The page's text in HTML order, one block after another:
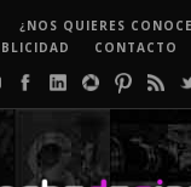
¿NOS QUIERES
CONTACTO